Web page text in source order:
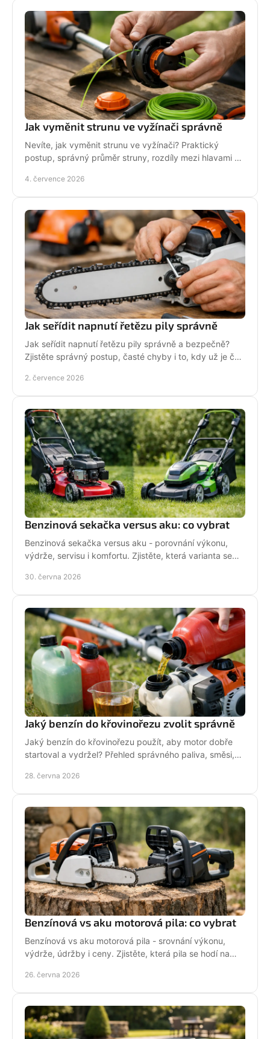
Jak vyměnit strunu ve vyžínači správně
Nevíte, jak vyměnit strunu ve vyžínači? Praktický
postup, správný průměr struny, rozdíly mezi hlavami a
4. července 2026
Jak seřídit napnutí řetězu pily správně
Jak seřídit napnutí řetězu pily správně a bezpečně?
Zjistěte správný postup, časté chyby i to, kdy už je čas
2. července 2026
Benzinová sekačka versus aku: co vybrat
Benzinová sekačka versus aku - porovnání výkonu,
výdrže, servisu i komfortu. Zjistěte, která varianta se
30. června 2026
Jaký benzín do křovinořezu zvolit správně
Jaký benzín do křovinořezu použít, aby motor dobře
startoval a vydržel? Přehled správného paliva, směsi,
28. června 2026
Benzínová vs aku motorová pila: co vybrat
Benzínová vs aku motorová pila - srovnání výkonu,
výdrže, údržby i ceny. Zjistěte, která pila se hodí na
26. června 2026